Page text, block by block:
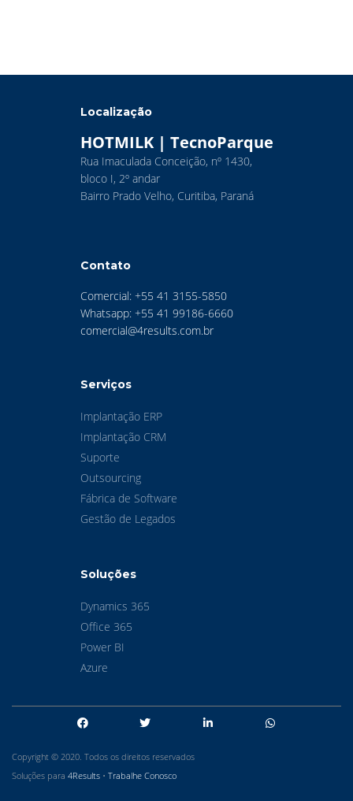
Localização
HOTMILK | TecnoParque
Rua Imaculada Conceição, nº 1430,
bloco I, 2º andar
Bairro Prado Velho, Curitiba, Paraná
Contato
Comercial: +55 41 3155-5850
Whatsapp: +55 41 99186-6660
comercial@4results.com.br
Serviços
Implantação ERP
Implantação CRM
Suporte
Outsourcing
Fábrica de Software
Gestão de Legados
Soluções
Dynamics 365
Office 365
Power BI
Azure
Copyright © 2020. Todos os direitos reservados
Soluções para 4Results • Trabalhe Conosco